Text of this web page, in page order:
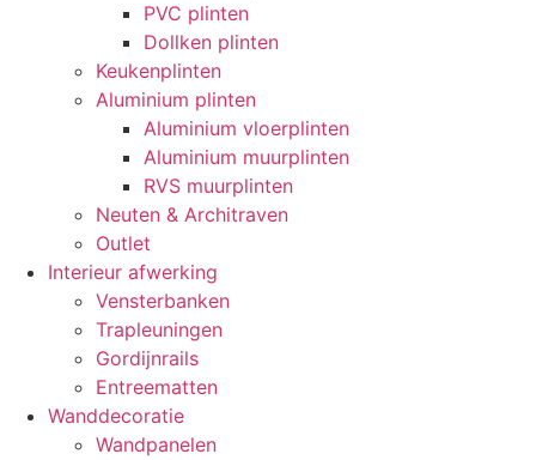
PVC plinten
Dollken plinten
Keukenplinten
Aluminium plinten
Aluminium vloerplinten
Aluminium muurplinten
RVS muurplinten
Neuten & Architraven
Outlet
Interieur afwerking
Vensterbanken
Trapleuningen
Gordijnrails
Entreematten
Wanddecoratie
Wandpanelen